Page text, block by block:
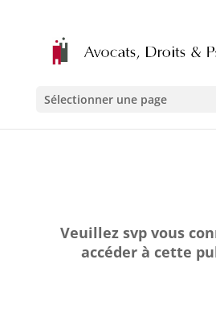
Sélectionner une page
Veuillez svp vous
accéder à cette